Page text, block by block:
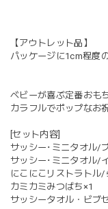
【アウトレット品】
パッケージに1cm程度
ベビーが喜ぶ定番おも
カラフルでポップなお
[セット内容]
サッシー･ミニタオル/
サッシー･ミニタオル/
にこにこリストラトル/
カミカミみつばち×1
サッシータオル・ビブ